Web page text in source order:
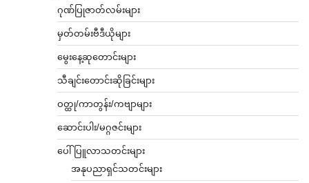
ဂုဏ်ပြုဇာတ်လမ်းများ
မှတ်တမ်းဗီဒီယိုများ
မွေးနေ့ဆုတောင်းများ
သီချင်းတောင်းဆိုခြင်းများ
ဝတ္ထု/ကာတွန်း/ကဗျာများ
ဆောင်းပါး/မဂ္ဂဇင်းများ
ပေါ်ပြူလာသတင်းများ
အနုပညာရှင်သတင်းများ